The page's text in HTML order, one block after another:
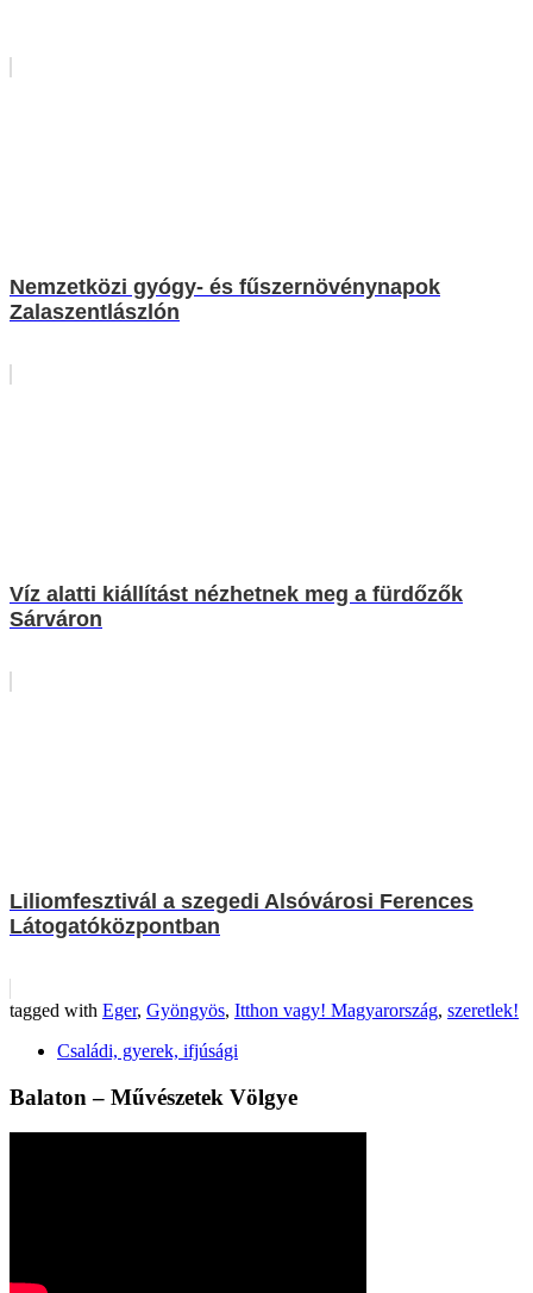
Nemzetközi gyógy- és fűszernövénynapok
Zalaszentlászlón
Víz alatti kiállítást nézhetnek meg a fürdőzők
Sárváron
Liliomfesztivál a szegedi Alsóvárosi Ferences
Látogatóközpontban
tagged with Eger, Gyöngyös, Itthon vagy! Magyarország, szeretlek!
Családi, gyerek, ifjúsági
Balaton – Művészetek Völgye